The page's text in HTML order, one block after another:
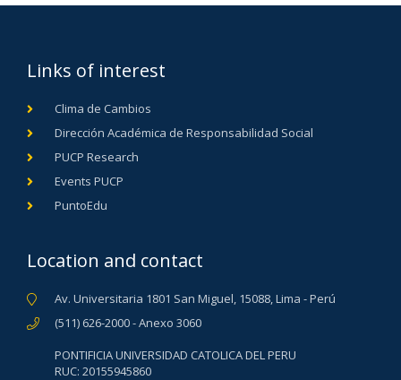
Links of interest
Clima de Cambios
Dirección Académica de Responsabilidad Social
PUCP Research
Events PUCP
PuntoEdu
Location and contact
Av. Universitaria 1801 San Miguel, 15088, Lima - Perú
(511) 626-2000 - Anexo 3060
PONTIFICIA UNIVERSIDAD CATOLICA DEL PERU
RUC: 20155945860